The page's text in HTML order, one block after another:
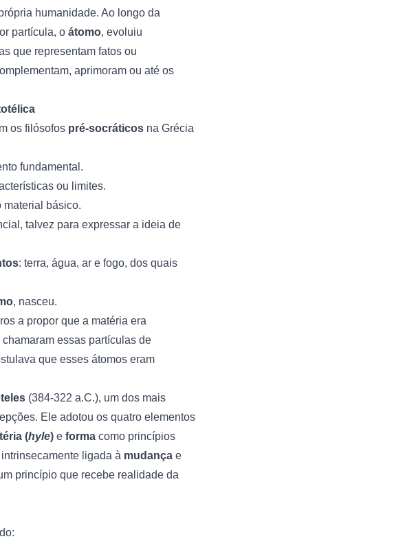
humanidade. Ao longo da
partícula, o átomo, evoluiu
que representam fatos ou
aprimoram ou até os
os filósofos pré-socráticos na Grécia
fundamental.
ou limites.
material básico.
talvez para expressar a ideia de
: terra, água, ar e fogo, dos quais
, nasceu.
a propor que a matéria era
chamaram essas partículas de
que esses átomos eram
(384-322 a.C.), um dos mais
Ele adotou os quatro elementos
(hyle) e forma como princípios
ligada à mudança e
princípio que recebe realidade da